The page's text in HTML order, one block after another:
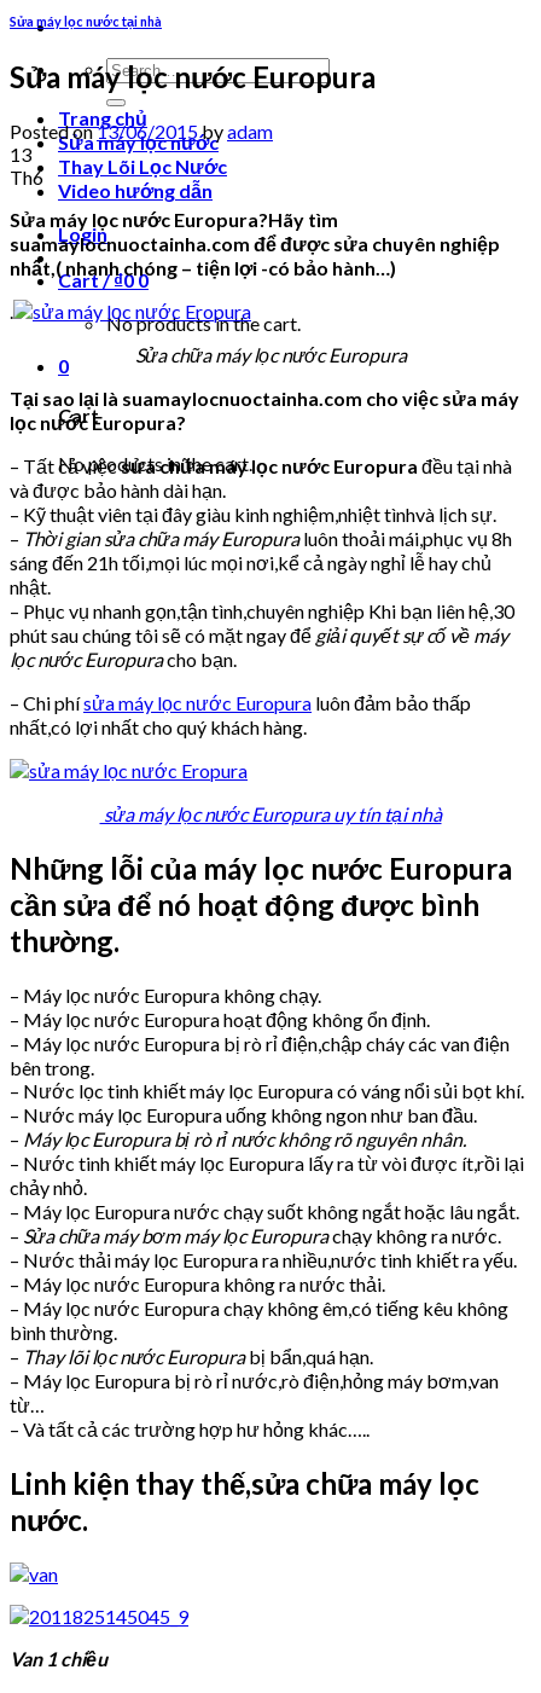
Search
for:
Trang chủ
Sửa máy lọc nước
Thay Lõi Lọc Nước
Video hướng dẫn
Login
Cart /₫0 0
No products in the cart.
0
Cart
No products in the cart.
Sửa máy lọc nước tại nhà
Sửa máy lọc nước Europura
Posted on13/06/2015byadam
13
Th6
Sửa máy lọc nước Europura?Hãy tìm
suamaylocnuoctainha.com để được sửa chuyên nghiệp
nhất,( nhanh chóng – tiện lợi -có bảo hành…)
.
Sửa chữa máy lọc nước Europura
Tại sao lại là suamaylocnuoctainha.com cho việc sửa máy
lọc nước Europura?
– Tất cả việcsửa chữa máy lọc nước Europura đều tại nhà
và được bảo hành dài hạn.
– Kỹ thuật viên tại đây giàu kinh nghiệm,nhiệt tìnhvà lịch sự.
– Thời gian sửa chữa máy Europuraluôn thoải mái,phục vụ 8h
sáng đến 21h tối,mọi lúc mọi nơi,kể cả ngày nghỉ lễ hay chủ
nhật.
– Phục vụ nhanh gọn,tận tình,chuyên nghiệp Khi bạn liên hệ,30
phút sau chúng tôi sẽ có mặt ngay để giải quyết sự cố về máy
lọc nước Europuracho bạn.
– Chi phísửa máy lọc nước Europura luôn đảm bảo thấp
nhất,có lợi nhất cho quý khách hàng.
sửa máy lọc nước Europura uy tín tại nhà
Những lỗi của máy lọc nước Europura
cần sửa để nó hoạt động được bình
thường.
– Máy lọc nước Europura không chạy.
– Máy lọc nước Europura hoạt động không ổn định.
– Máy lọc nước Europura bị rò rỉ điện,chập cháy các van điện
bên trong.
– Nước lọc tinh khiết máy lọc Europura có váng nổi sủi bọt khí.
– Nước máy lọc Europura uống không ngon như ban đầu.
– Máy lọc Europura bị rò rỉ nước không rõ nguyên nhân.
– Nước tinh khiết máy lọc Europura lấy ra từ vòi được ít,rồi lại
chảy nhỏ.
– Máy lọc Europura nước chạy suốt không ngắt hoặc lâu ngắt.
– Sửa chữa máy bơm máy lọc Europurachạy không ra nước.
– Nước thải máy lọc Europura ra nhiều,nước tinh khiết ra yếu.
– Máy lọc nước Europura không ra nước thải.
– Máy lọc nước Europura chạy không êm,có tiếng kêu không
bình thường.
– Thay lõi lọc nước Europurabị bẩn,quá hạn.
– Máy lọc Europura bị rò rỉ nước,rò điện,hỏng máy bơm,van
từ…
– Và tất cả các trường hợp hư hỏng khác…..
Linh kiện thay thế,sửa chữa máy lọc
nước.
Van 1 chiều